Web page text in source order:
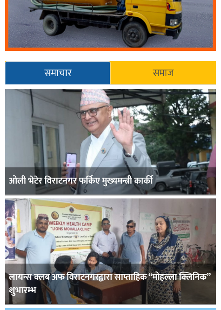
समाचार समाज
ओली भेटेर विराटनगर फर्किए मुख्यमन्त्री कार्की
लायन्स क्लब अफ विराटनगरद्वारा साप्ताहिक “मोहल्ला क्लिनिक”
शुभारम्भ